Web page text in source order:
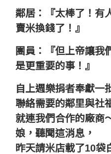
鄰居：『太棒了！有
賣米換錢了！』
團員：『但上帝讓我
是更重要的事！』
自上週樂捐者奉獻一
聯絡需要的鄰里與社
就連我們合作的廠商
娘，聽聞這消息，
昨天請米店載了10袋